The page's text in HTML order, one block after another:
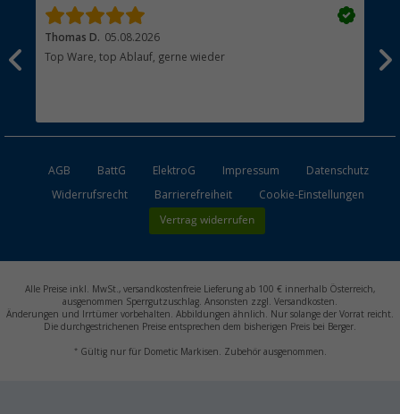
Thomas D. 05.08.2026
Top Ware, top Ablauf, gerne wieder
AGB BattG ElektroG Impressum
Datenschutz
Widerrufsrecht
Barrierefreiheit Cookie-Einstellungen
Vertrag widerrufen
Alle Preise inkl. MwSt., versandkostenfreie Lieferung ab 100 € innerhalb Österreich,
ausgenommen Sperrgutzuschlag. Ansonsten zzgl. Versandkosten.
Änderungen und Irrtümer vorbehalten. Abbildungen ähnlich. Nur solange der Vorrat reicht.
Die durchgestrichenen Preise entsprechen dem bisherigen Preis bei Berger.
*Gültig nur für Dometic Markisen. Zubehör ausgenommen.